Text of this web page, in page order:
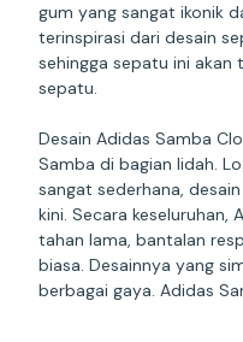
gum yang sangat ikonik
terinspirasi dari desain
sehingga sepatu ini akan
sepatu.
Desain Adidas Samba
Samba di bagian lidah.
sangat sederhana,
kini. Secara
tahan lama, bantalan
biasa. Desainnya yang
berbagai gaya. Adidas